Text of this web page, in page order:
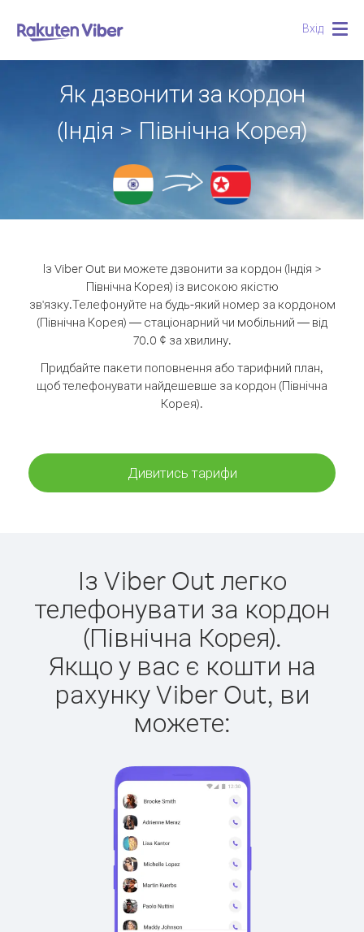
Вхід
Як дзвонити за кордон
(Індія > Північна Корея)
Із Viber Out ви можете дзвонити за кордон (Індія >
Північна Корея) із високою якістю
зв'язку.Телефонуйте на будь-який номер за кордоном
(Північна Корея) — стаціонарний чи мобільний — від
70.0 ¢ за хвилину.
Придбайте пакети поповнення або тарифний план,
щоб телефонувати найдешевше за кордон (Північна
Корея).
Дивитись тарифи
Із Viber Out легко
телефонувати за кордон
(Північна Корея).
Якщо у вас є кошти на
рахунку Viber Out, ви
можете: